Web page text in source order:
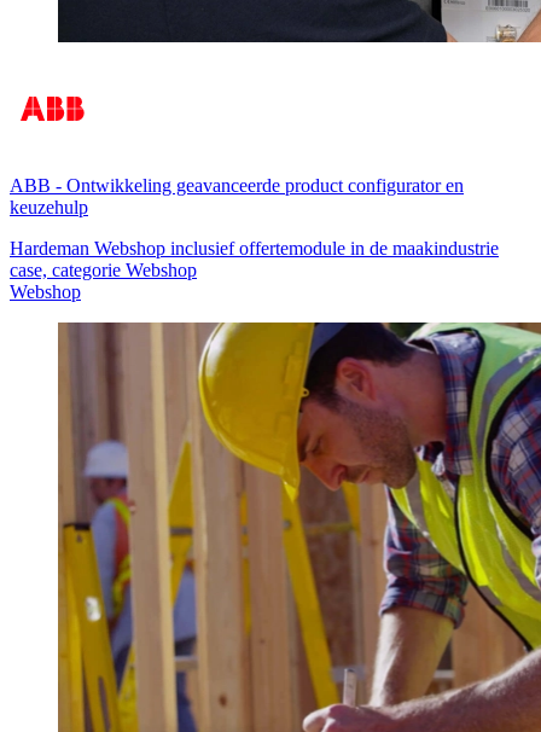
ABB - Ontwikkeling geavanceerde product configurator en
keuzehulp
Hardeman Webshop inclusief offertemodule in de maakindustrie
case, categorie Webshop
Webshop